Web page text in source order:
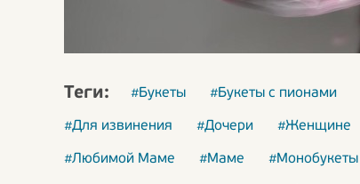
Теги: #Букеты #Букеты с пионами
#Для извинения #Дочери #Женщине
#Любимой Маме #Маме #Монобукеты